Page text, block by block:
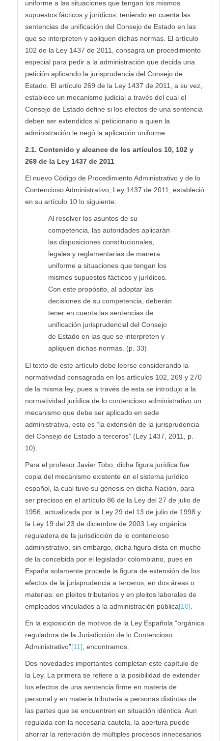
uniforme a las situaciones que tengan los mismos
supuestos fácticos y jurídicos, teniendo en cuenta las
sentencias de unificación del Consejo de Estado en las
que se interpreten y apliquen dichas normas. El artículo
102 de la Ley 1437 de 2011, consagra un procedimiento
especial para pedir a la administración que decida una
petición aplicando la jurisprudencia del Consejo de
Estado. El artículo 269 de la Ley 1437 de 2011, a su vez,
establece un mecanismo judicial a través del cual el
Consejo de Estado define si los efectos de una sentencia
deben ser extendidos al peticionario a quien la
administración le negó la aplicación uniforme.
2.1. Contenido y alcance de los artículos 10, 102 y
269 de la Ley 1437 de 2011
El nuevo Código de Procedimiento Administrativo y de lo
Contencioso Administrativo, Ley 1437 de 2011, estableció
en su artículo 10 lo siguiente:
Al resolver los asuntos de su
competencia, las autoridades aplicarán
las disposiciones constitucionales,
legales y reglamentarias de manera
uniforme a situaciones que tengan los
mismos supuestos fácticos y jurídicos.
Con este propósito, al adoptar las
decisiones de su competencia, deberán
tener en cuenta las sentencias de
unificación jurisprudencial del Consejo
de Estado en las que se interpreten y
apliquen dichas normas. (p. 33)
El texto de este artículo debe leerse considerando la
normatividad consagrada en los artículos 102, 269 y 270
de la misma ley, pues a través de esta se introdujo a la
normatividad jurídica de lo contencioso administrativo un
mecanismo que debe ser aplicado en sede
administrativa, esto es “la extensión de la jurisprudencia
del Consejo de Estado a terceros” (Ley 1437, 2011, p.
10).
Para el profesor Javier Tobo, dicha figura jurídica fue
copia del mecanismo existente en el sistema jurídico
español, la cual tuvo su génesis en dicha Nación, para
ser precisos en el artículo 86 de la Ley del 27 de julio de
1956, actualizada por la Ley 29 del 13 de julio de 1998 y
la Ley 19 del 23 de diciembre de 2003 Ley orgánica
reguladora de la jurisdicción de lo contencioso
administrativo, sin embargo, dicha figura dista en mucho
de la concebida por el legislador colombiano, pues en
España solamente procede la figura de extensión de los
efectos de la jurisprudencia a terceros, en dos áreas o
materias: en pleitos tributarios y en pleitos laborales de
empleados vinculados a la administración pública[10]
En la exposición de motivos de la Ley Española “orgánica
reguladora de la Jurisdicción de lo Contencioso
Administrativo”[11] , encontramos:
Dos novedades importantes completan este capítulo de
la Ley. La primera se refiere a la posibilidad de extender
los efectos de una sentencia firme en materia de
personal y en materia tributaria a personas distintas de
las partes que se encuentren en situación idéntica. Aun
regulada con la necesaria cautela, la apertura puede
ahorrar la reiteración de múltiples procesos innecesarios